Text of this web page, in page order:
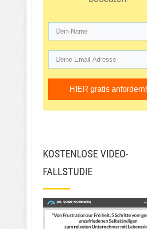
HIER gratis anfordern!
KOSTENLOSE VIDEO-
FALLSTUDIE